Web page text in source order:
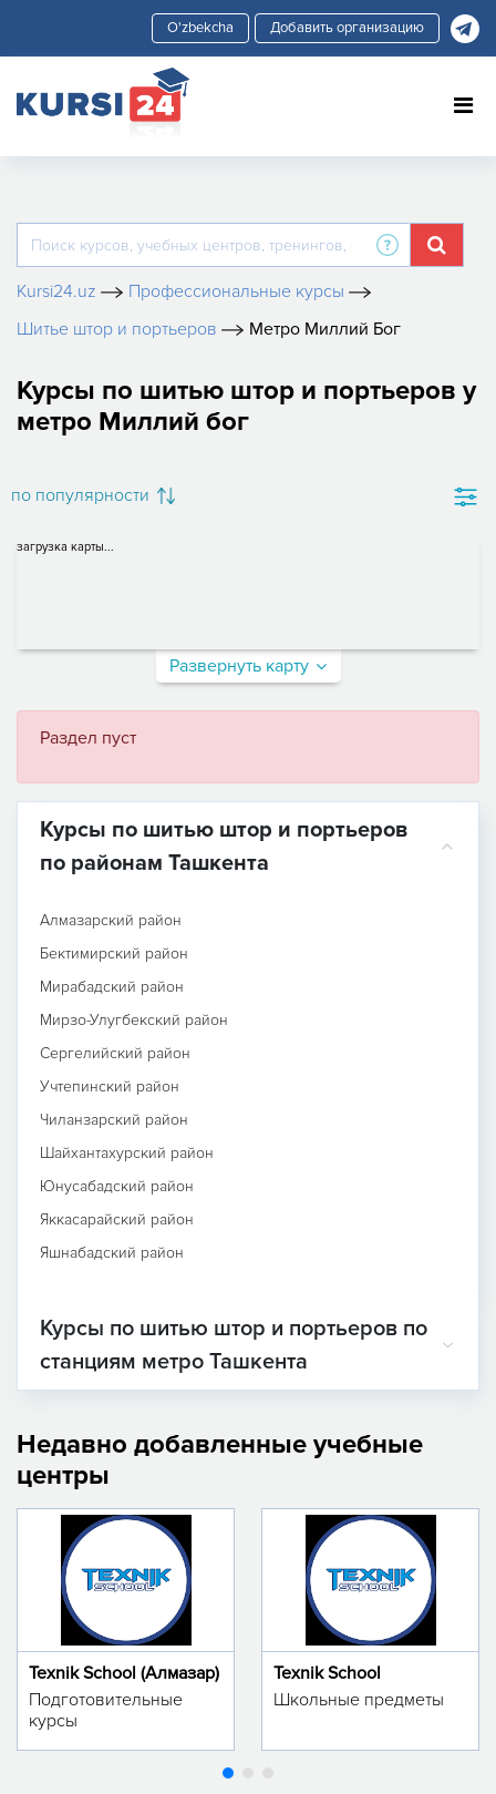
Добавить организацию
Kursi24.uz
Профессиональные курсы
Шитье штор и портьеров
Метро Миллий Бог
Курсы по шитью штор и портьеров у
метро Миллий бог
по популярности
загрузка карты...
Развернуть карту
Раздел пуст
Курсы по шитью штор и портьеров
по районам Ташкента
Алмазарский район
Бектимирский район
Мирабадский район
Мирзо-Улугбекский район
Сергелийский район
Учтепинский район
Чиланзарский район
Шайхантахурский район
Юнусабадский район
Яккасарайский район
Яшнабадский район
Курсы по шитью штор и портьеров по
станциям метро Ташкента
Недавно добавленные учебные
центры
Texnik School (Алмазар)
Подготовительные
курсы
Texnik School
Школьные предметы